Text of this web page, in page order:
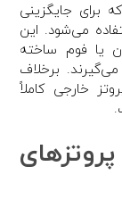
برای جایگزینی
می‌شود. این
یا فوم ساخته
برخلاف
خارجی کاملاً